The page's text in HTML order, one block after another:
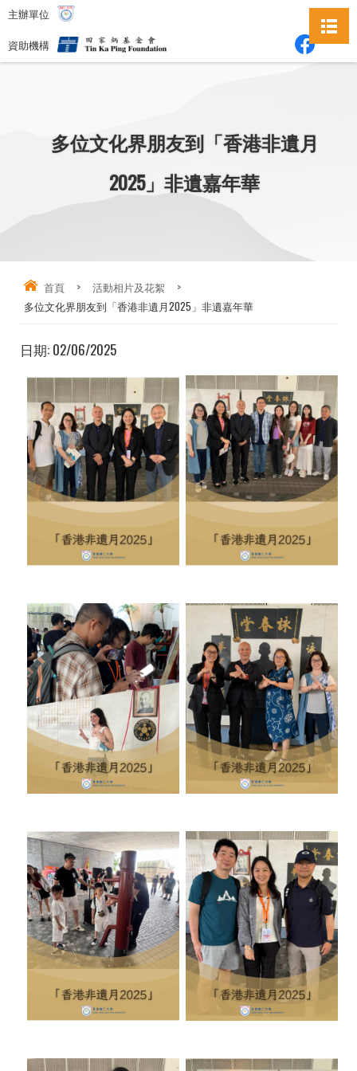
主辦單位
資助機構
多位文化界朋友到「香港非遺月
2025」非遺嘉年華
首頁 > 活動相片及花絮
>
多位文化界朋友到「香港非遺月2025」非遺嘉年華
日期: 02/06/2025